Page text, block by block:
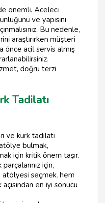
de önemli. Aceleci
ve yapısını
Bu nedenle,
araştırırken müşteri
önce acil servis almış
doğru terzi
Tadilatı
ve kürk tadilatı
bulmak,
için kritik önem taşır.
için,
seçmek, hem
en iyi sonucu